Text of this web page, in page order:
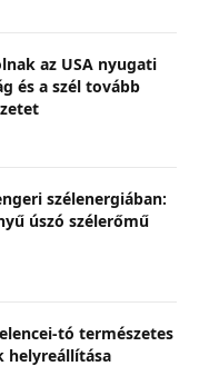
az USA nyugati
és a szél tovább
szélenergiában:
úszó szélerőmű
tó természetes
helyreállítása